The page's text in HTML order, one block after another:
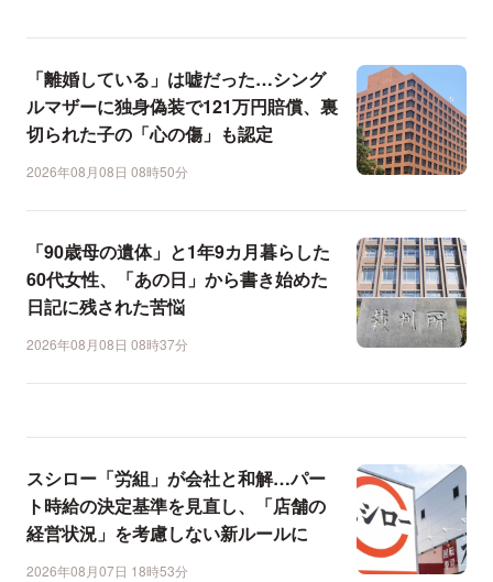
「離婚している」は嘘だった…シング
ルマザーに独身偽装で121万円賠償、裏
切られた子の「心の傷」も認定
2026年08月08日 08時50分
「90歳母の遺体」と1年9カ月暮らした
60代女性、「あの日」から書き始めた
日記に残された苦悩
2026年08月08日 08時37分
スシロー「労組」が会社と和解…パー
ト時給の決定基準を見直し、「店舗の
経営状況」を考慮しない新ルールに
2026年08月07日 18時53分